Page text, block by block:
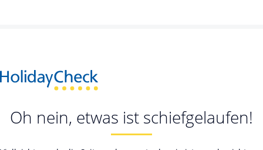
Oh nein, etwas ist schiefgelaufen!